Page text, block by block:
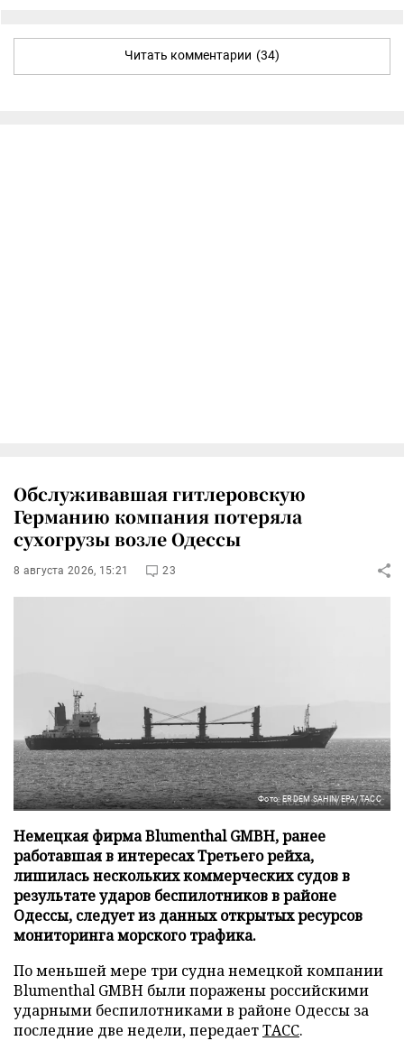
Читать комментарии (34)
Обслуживавшая гитлеровскую
Германию компания потеряла
сухогрузы возле Одессы
8 августа 2026, 15:21 23
Фото: ERDEM SAHIN/EPA/ТАСС
Немецкая фирма Blumenthal GMBH, ранее
работавшая в интересах Третьего рейха,
лишилась нескольких коммерческих судов в
результате ударов беспилотников в районе
Одессы, следует из данных открытых ресурсов
мониторинга морского трафика.
По меньшей мере три судна немецкой компании
Blumenthal GMBH были поражены российскими
ударными беспилотниками в районе Одессы за
последние две недели, передаетТАСС.